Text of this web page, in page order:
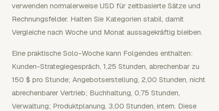
verwenden normalerweise USD für zeitbasierte Sätze und
Rechnungsfelder. Halten Sie Kategorien stabil, damit
Vergleiche nach Woche und Monat aussagekräftig bleiben.
Eine praktische Solo-Woche kann Folgendes enthalten:
Kunden-Strategiegespräch, 1,25 Stunden, abrechenbar zu
150 $ pro Stunde; Angebotserstellung, 2,00 Stunden, nicht
abrechenbarer Vertrieb; Buchhaltung, 0,75 Stunden,
Verwaltung; Produktplanung, 3,00 Stunden, intern. Diese